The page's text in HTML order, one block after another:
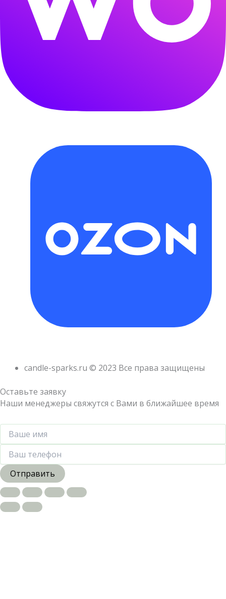
candle-sparks.ru © 2023 Все права защищены
Оставьте заявку
Наши менеджеры свяжутся с Вами в ближайшее время
Отправить